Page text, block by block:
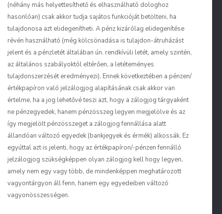
(néhány más helyettesíthető és elhasználható dologhoz
hasonlóan) csak akkor tudja sajátos funkcióját betölteni, ha
tulajdonosa azt elidegenítheti. A pénz kizárólag elidegenítése
révén használható (még kölcsönadása is tulajdon-átruházást
jelent és a pénzletét általában ún. rendkívüli letét, amely szintén,
az általános szabályoktól eltérően, a letéteményes
tulajdonszerzését eredményezi). Ennek következtében a pénzen/
értékpapíron való jelzálogjog alapításának csak akkor van
értelme, ha a jog lehetővé teszi azt, hogy a zálogjog tárgyaként
ne pénzegyedek, hanem pénzösszeg legyen megjelölve és az
így megjelölt pénzösszeget a zálogjog fennállása alatt
állandóan változó egyedek (bankjegyek és érmék) alkossák. Ez
egyúttal azt is jelenti, hogy az értékpapíron/-pénzen fennálló
jelzálogjog szükségképpen olyan zálogjog kell hogy legyen,
amely nem egy vagy több, de mindenképpen meghatározott
vagyontárgyon áll fenn, hanem egy egyedeiben változó
vagyonösszességen.